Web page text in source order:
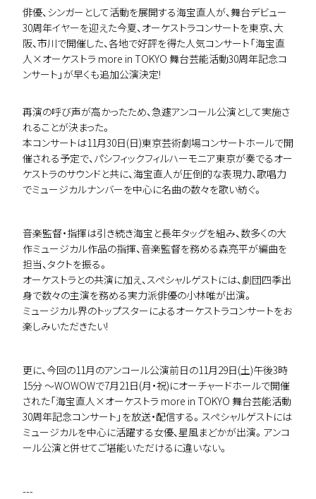
俳優、シンガーとして活動を展開する海宝直人が、舞台デビュー
30周年イヤーを迎えた今夏、オーケストラコンサートを東京、大
阪、市川で開催した、各地で好評を得た人気コンサート「海宝直
人×オーケストラ more in TOKYO 舞台芸能活動30周年記念コ
ンサート」が早くも追加公演決定!
再演の呼び声が高かったため、急遽アンコール公演として実施さ
れることが決まった。
本コンサートは11月30日(日)東京芸術劇場コンサートホールで開
催される予定で、パシフィックフィルハーモニア東京が奏でるオー
ケストラのサウンドと共に、海宝直人が圧倒的な表現力、歌唱力
でミュージカルナンバーを中心に名曲の数々を歌い紡ぐ。
音楽監督・指揮は引き続き海宝と⾧年タッグを組み、数多くの大
作ミュージカル作品の指揮、音楽監督を務める森亮平が編曲を
担当、タクトを振る。
オーケストラとの共演に加え、スペシャルゲストには、劇団四季出
身で数々の主演を務める実力派俳優の小林唯が出演。
ミュージカル界のトップスターによるオーケストラコンサートをお
楽しみいただきたい!
更に、今回の11月のアンコール公演前日の11月29日(土)午後3時
15分 ～WOWOWで7月21日(月・祝)にオーチャードホールで開催
された「海宝直人×オーケストラ more in TOKYO 舞台芸能活動
30周年記念コンサート」を放送・配信する。スペシャルゲストには
ミュージカルを中心に活躍する女優、星風まどかが出演。アンコ
ール公演と併せてご堪能いただけるに違いない。
---